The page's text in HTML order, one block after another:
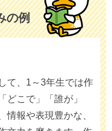
の例
て、1～3年生では作
どこで」「誰が」
情報や表現豊かな、